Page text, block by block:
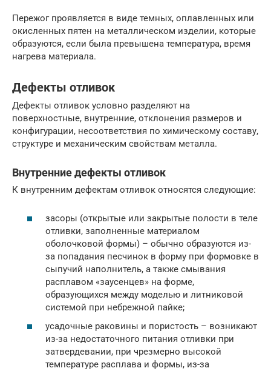
Пережог проявляется в виде темных, оплавленных или
окисленных пятен на металлическом изделии, которые
образуются, если была превышена температура, время
нагрева материала.
Дефекты отливок
Дефекты отливок условно разделяют на
поверхностные, внутренние, отклонения размеров и
конфигурации, несоответствия по химическому составу,
структуре и механическим свойствам металла.
Внутренние дефекты отливок
К внутренним дефектам отливок относятся следующие:
засоры (открытые или закрытые полости в теле
отливки, заполненные материалом
оболочковой формы) – обычно образуются из-
за попадания песчинок в форму при формовке в
сыпучий наполнитель, а также смывания
расплавом «заусенцев» на форме,
образующихся между моделью и литниковой
системой при небрежной пайке;
усадочные раковины и пористость – возникают
из-за недостаточного питания отливки при
затвердевании, при чрезмерно высокой
температуре расплава и формы, из-за